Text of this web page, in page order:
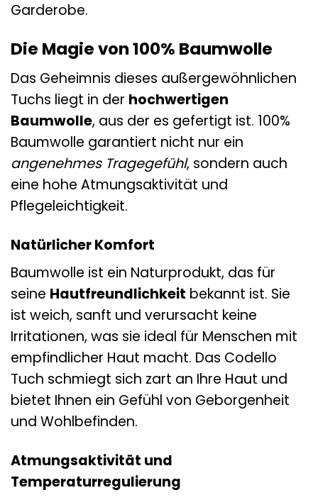
Garderobe.
Die Magie von 100% Baumwolle
Das Geheimnis dieses außergewöhnlichen
Tuchs liegt in der hochwertigen
Baumwolle, aus der es gefertigt ist. 100%
Baumwolle garantiert nicht nur ein
angenehmes Tragegefühl, sondern auch
eine hohe Atmungsaktivität und
Pflegeleichtigkeit.
Natürlicher Komfort
Baumwolle ist ein Naturprodukt, das für
seine Hautfreundlichkeit bekannt ist. Sie
ist weich, sanft und verursacht keine
Irritationen, was sie ideal für Menschen mit
empfindlicher Haut macht. Das Codello
Tuch schmiegt sich zart an Ihre Haut und
bietet Ihnen ein Gefühl von Geborgenheit
und Wohlbefinden.
Atmungsaktivität und
Temperaturregulierung